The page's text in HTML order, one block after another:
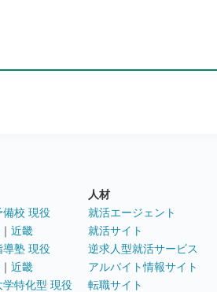
備校 現役
｜ 近畿
導塾 現役
｜ 近畿
学特化型 現役
人材
就活エージェント
就活サイト
逆求人型就活サービス
アルバイト情報サイト
転職サイト